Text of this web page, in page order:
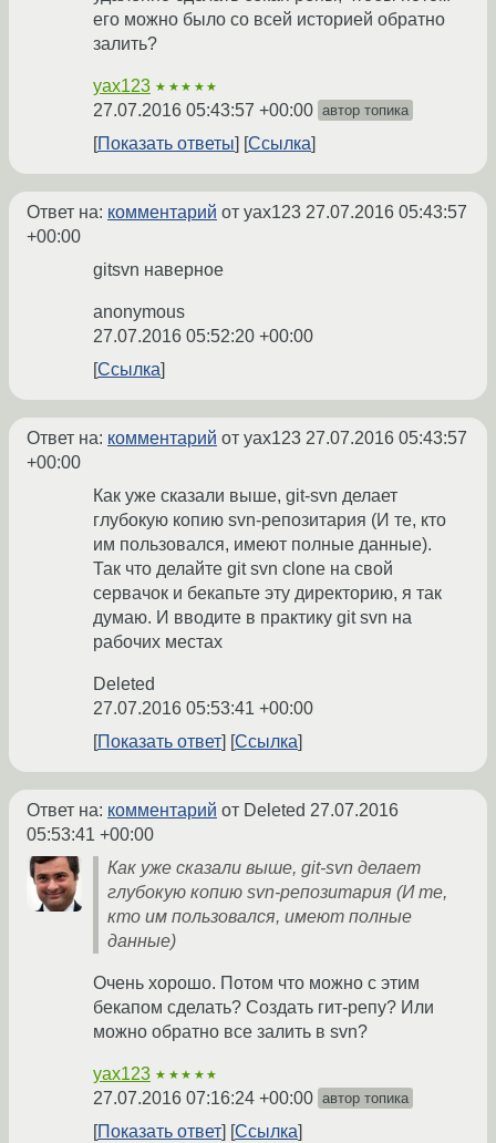
его можно было со всей историей обратно
залить?
yax123 ★★★★★
27.07.2016 05:43:57 +00:00 автор топика
Показать ответы Ссылка
Ответ на: комментарий от yax123 27.07.2016 05:43:57
+00:00
gitsvn наверное
anonymous
27.07.2016 05:52:20 +00:00
Ссылка
Ответ на: комментарий от yax123 27.07.2016 05:43:57
+00:00
Как уже сказали выше, git-svn делает
глубокую копию svn-репозитария (И те, кто
им пользовался, имеют полные данные).
Так что делайте git svn clone на свой
сервачок и бекапьте эту директорию, я так
думаю. И вводите в практику git svn на
рабочих местах
Deleted
27.07.2016 05:53:41 +00:00
Показать ответ
Ссылка
Ответ на: комментарий от Deleted 27.07.2016
05:53:41 +00:00
Как уже сказали выше, git-svn делает
глубокую копию svn-репозитария (И те,
кто им пользовался, имеют полные
данные)
Очень хорошо. Потом что можно с этим
бекапом сделать? Создать гит-репу? Или
можно обратно все залить в svn?
yax123 ★★★★★
27.07.2016 07:16:24 +00:00 автор топика
Показать ответ Ссылка